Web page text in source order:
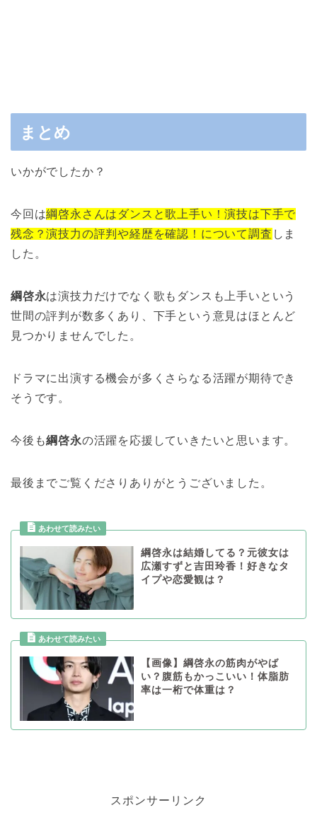
まとめ
いかがでしたか？
今回は綱啓永さんはダンスと歌上手い！演技は下手で
残念？演技力の評判や経歴を確認！について調査 しま
した。
綱啓永は演技力だけでなく歌もダンスも上手いという
世間の評判が数多くあり、下手という意見はほとんど
見つかりませんでした。
ドラマに出演する機会が多くさらなる活躍が期待でき
そうです。
今後も綱啓永の活躍を応援していきたいと思います。
最後までご覧くださりありがとうございました。
綱啓永は結婚してる？元彼女は
広瀬すずと吉田玲香！好きなタ
イプや恋愛観は？
【画像】綱啓永の筋肉がやば
い？腹筋もかっこいい！体脂肪
率は一桁で体重は？
スポンサーリンク